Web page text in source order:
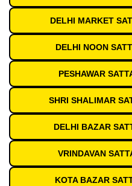
DELHI MARKET
DELHI NOON
PESHAWAR
SHRI SHALIMAR
DELHI BAZAR
VRINDAVAN
KOTA BAZAR